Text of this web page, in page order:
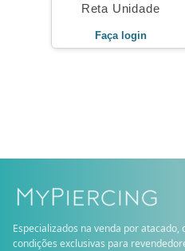
Reta Unidade
Faça login
Especializados na venda por atacado,
condições exclusivas para